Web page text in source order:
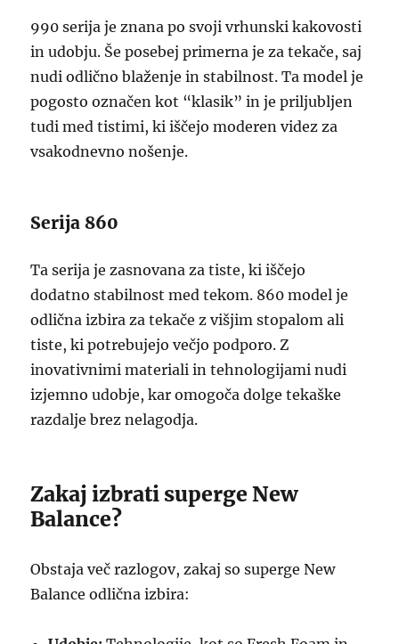
990 serija je znana po svoji vrhunski kakovosti
in udobju. Še posebej primerna je za tekače, saj
nudi odlično blaženje in stabilnost. Ta model je
pogosto označen kot “klasik” in je priljubljen
tudi med tistimi, ki iščejo moderen videz za
vsakodnevno nošenje.
Serija 860
Ta serija je zasnovana za tiste, ki iščejo
dodatno stabilnost med tekom. 860 model je
odlična izbira za tekače z višjim stopalom ali
tiste, ki potrebujejo večjo podporo. Z
inovativnimi materiali in tehnologijami nudi
izjemno udobje, kar omogoča dolge tekaške
razdalje brez nelagodja.
Zakaj izbrati superge New
Balance?
Obstaja več razlogov, zakaj so superge New
Balance odlična izbira: